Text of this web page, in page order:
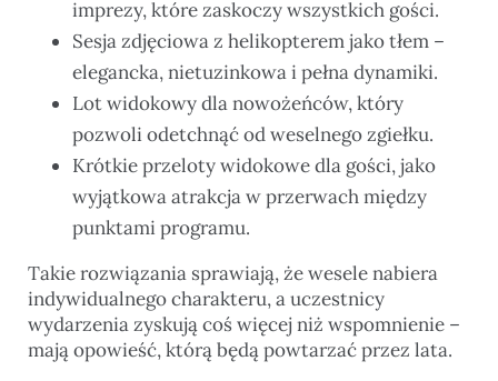
imprezy, które zaskoczy wszystkich gości.
Sesja zdjęciowa z helikopterem jako tłem –
elegancka, nietuzinkowa i pełna dynamiki.
Lot widokowy dla nowożeńców, który
pozwoli odetchnąć od weselnego zgiełku.
Krótkie przeloty widokowe dla gości, jako
wyjątkowa atrakcja w przerwach między
punktami programu.
Takie rozwiązania sprawiają, że wesele nabiera
indywidualnego charakteru, a uczestnicy
wydarzenia zyskują coś więcej niż wspomnienie –
mają opowieść, którą będą powtarzać przez lata.